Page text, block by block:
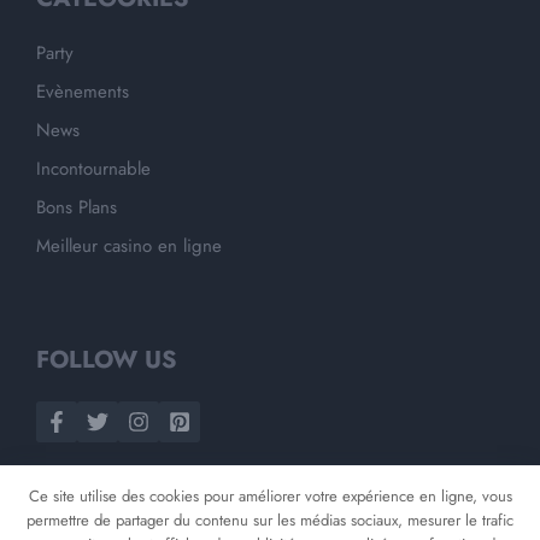
Party
Evènements
News
Incontournable
Bons Plans
Meilleur casino en ligne
FOLLOW US
Ce site utilise des cookies pour améliorer votre expérience en ligne, vous
permettre de partager du contenu sur les médias sociaux, mesurer le trafic